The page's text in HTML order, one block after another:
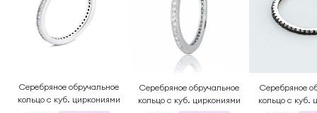
Серебряное обручальное
кольцо с куб. циркониями
Серебряное обручальное
кольцо с куб. циркониями
Серебряное
кольцо с куб.